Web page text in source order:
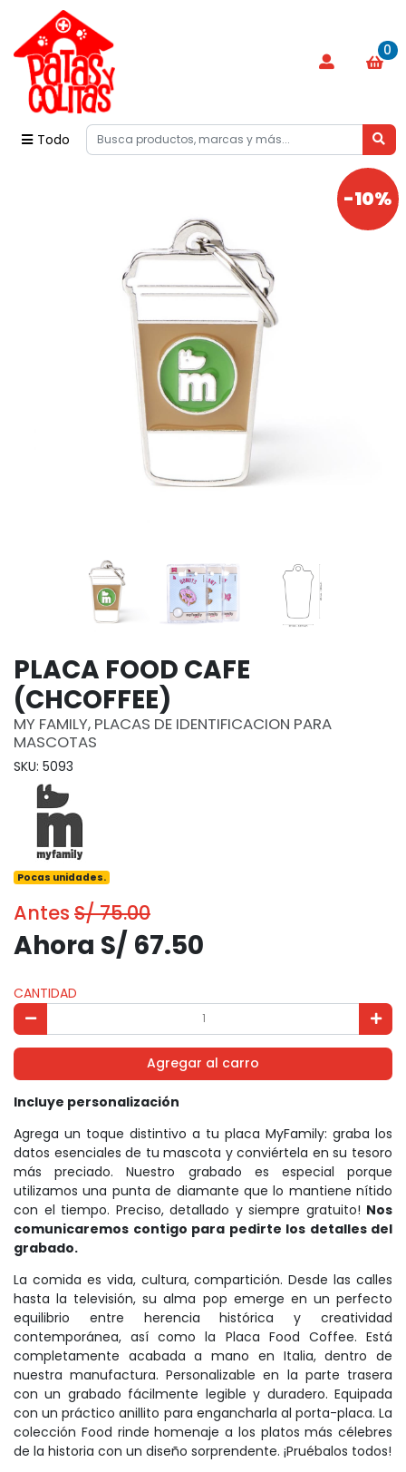
Todo
0
-10%
PLACA FOOD CAFE
(CHCOFFEE)
MY FAMILY, PLACAS DE IDENTIFICACION PARA
MASCOTAS
SKU: 5093
Pocas unidades.
Antes S/ 75.00
Ahora S/ 67.50
CANTIDAD
Agregar al carro
Incluye personalización
Agrega un toque distintivo a tu placa MyFamily: graba los
datos esenciales de tu mascota y conviértela en su tesoro
más preciado. Nuestro grabado es especial porque
utilizamos una punta de diamante que lo mantiene nítido
con el tiempo. Preciso, detallado y siempre gratuito! Nos
comunicaremos contigo para pedirte los detalles del
grabado.
La comida es vida, cultura, compartición. Desde las calles
hasta la televisión, su alma pop emerge en un perfecto
equilibrio entre herencia histórica y creatividad
contemporánea, así como la Placa Food Coffee. Está
completamente acabada a mano en Italia, dentro de
nuestra manufactura. Personalizable en la parte trasera
con un grabado fácilmente legible y duradero. Equipada
con un práctico anillito para engancharla al porta-placa. La
colección Food rinde homenaje a los platos más célebres
de la historia con un diseño sorprendente. ¡Pruébalos todos!